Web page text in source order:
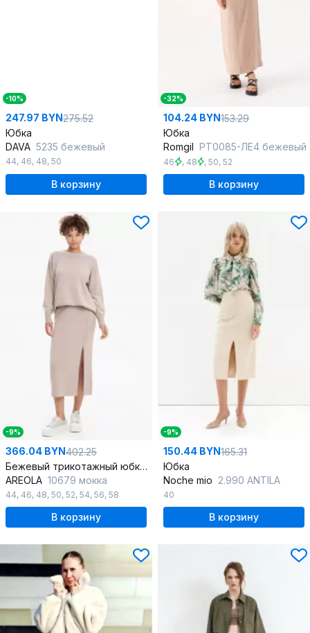
-10%
247.97 BYN275.52
Юбка
DAVA 5235 бежевый
44, 46, 48, 50
В корзину
-32%
104.24 BYN153.29
Юбка
Romgil РТ0085-ЛЕ4 бежевый
46 , 48 , 50, 52
В корзину
-9%
366.04 BYN402.25
Бежевый трикотажный юбка с мягкими складками
AREOLA 10679 мокка
44, 46, 48, 50, 52, 54, 56, 58
В корзину
-9%
150.44 BYN165.31
Юбка
Noche mio 2.990 ANTILA
40
В корзину